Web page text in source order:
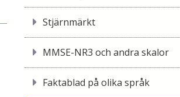
Stjärnmärkt
MMSE-NR3 och andra skalor
Faktablad på olika språk